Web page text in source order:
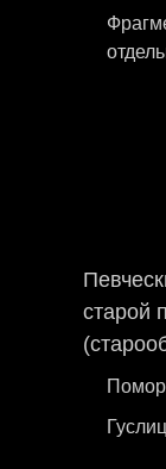
старой